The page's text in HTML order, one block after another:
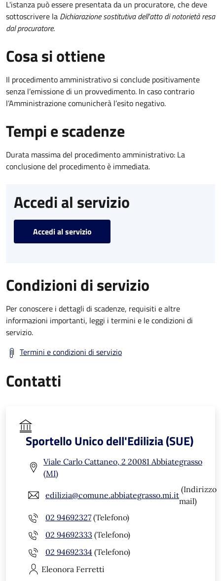
L'istanza può essere presentata da un procuratore, che deve
sottoscrivere la Dichiarazione sostitutiva dell'atto di notorietà resa
dal procuratore.
Cosa si ottiene
Il procedimento amministrativo si conclude positivamente
senza l’emissione di un provvedimento. In caso contrario
l’Amministrazione comunicherà l’esito negativo.
Tempi e scadenze
Durata massima del procedimento amministrativo: La
conclusione del procedimento è immediata.
Accedi al servizio
Accedi al servizio
Condizioni di servizio
Per conoscere i dettagli di scadenze, requisiti e altre
informazioni importanti, leggi i termini e le condizioni di
servizio.
Termini e condizioni di servizio
Contatti
Sportello Unico dell'Edilizia (SUE)
Viale Carlo Cattaneo, 2 20081 Abbiategrasso
(MI)
edilizia@comune.abbiategrasso.mi.it
(Indirizzo
mail)
02 94692327 (Telefono)
02 94692333 (Telefono)
02 94692334 (Telefono)
Eleonora Ferretti